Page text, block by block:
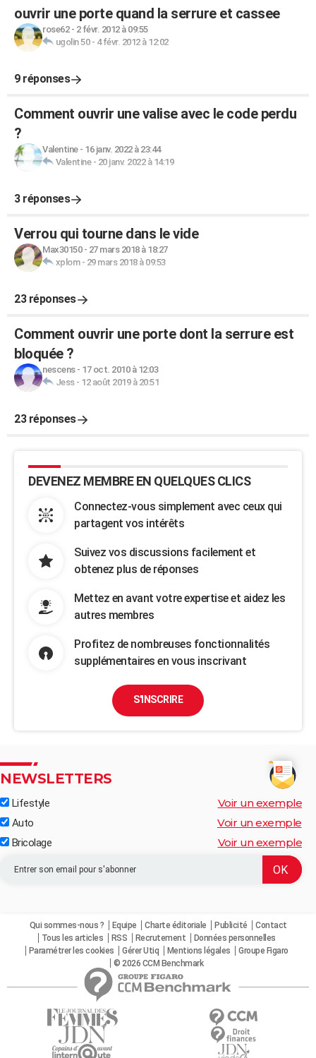
ouvrir une porte quand la serrure et cassee
rose62- 2 févr. 2012 à 09:55
ugolin 50- 4 févr. 2012 à 12:02
9 réponses
Comment ouvrir une valise avec le code perdu
?
Valentine- 16 janv. 2022 à 23:44
Valentine- 20 janv. 2022 à 14:19
3 réponses
Verrou qui tourne dans le vide
Max30150- 27 mars 2018 à 18:27
xplom- 29 mars 2018 à 09:53
23 réponses
Comment ouvrir une porte dont la serrure est
bloquée ?
nescens- 17 oct. 2010 à 12:03
Jess- 12 août 2019 à 20:51
23 réponses
DEVENEZ MEMBRE EN QUELQUES CLICS
Connectez-vous simplement avec ceux qui
partagent vos intérêts
Suivez vos discussions facilement et
obtenez plus de réponses
Mettez en avant votre expertise et aidez les
autres membres
Profitez de nombreuses fonctionnalités
supplémentaires en vous inscrivant
S'INSCRIRE
NEWSLETTERS
Lifestyle Voir un exemple
Auto Voir un exemple
Bricolage Voir un exemple
Qui sommes-nous ? Equipe Charte éditoriale Publicité
Contact
Tous les articles
RSS Recrutement
Données personnelles
Paramétrer les cookies
Gérer Utiq Mentions légales
Groupe Figaro
© 2026 CCM Benchmark